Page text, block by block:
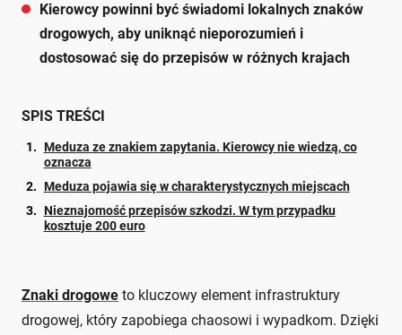
Kierowcy powinni być świadomi lokalnych znaków
drogowych, aby uniknąć nieporozumień i
dostosować się do przepisów w różnych krajach
SPIS TREŚCI
Meduza ze znakiem zapytania. Kierowcy nie wiedzą, co
oznacza
Meduza pojawia się w charakterystycznych miejscach
Nieznajomość przepisów szkodzi. W tym przypadku
kosztuje 200 euro
Znaki drogowe to kluczowy element infrastruktury
drogowej, który zapobiega chaosowi i wypadkom. Dzięki